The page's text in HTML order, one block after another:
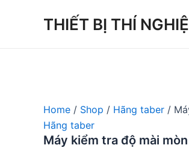
THIẾT BỊ THÍ
Home / Shop / Hãng taber /
Hãng taber
Máy kiểm tra độ mài